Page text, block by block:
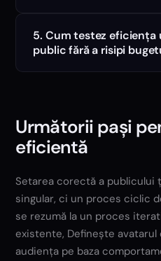
5. Cum testez eficiența
public fără a risipi
Următorii pași
eficientă
Setarea corectă a
singular, ci un proces ciclic
se rezumă la un proces
existente, Definește avatarul
audiența pe baza